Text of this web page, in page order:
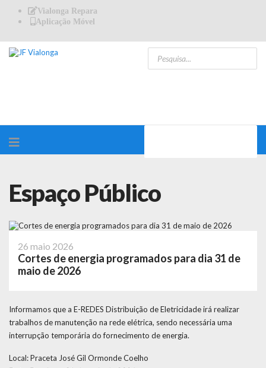
Vialonga Repara
Aplicação Móvel
Espaço Público
26 maio 2026
Cortes de energia programados para dia 31 de
maio de 2026
Informamos que a E-REDES Distribuição de Eletricidade irá realizar
trabalhos de manutenção na rede elétrica, sendo necessária uma
interrupção temporária do fornecimento de energia.
Local: Praceta José Gil Ormonde Coelho